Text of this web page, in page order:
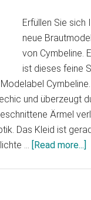
Erfüllen Sie sich
neue
von Cymbeline.
ist dieses feine
und überzeugt
Ärmel
Das Kleid ist
… [Read more...]